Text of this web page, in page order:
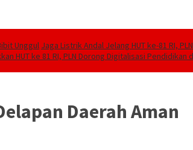
Unggul Jaga Listrik Andal Jelang HUT ke-81 RI,
HUT ke 81 RI, PLN Dorong Digitalisasi Pendidikan
Daerah Aman